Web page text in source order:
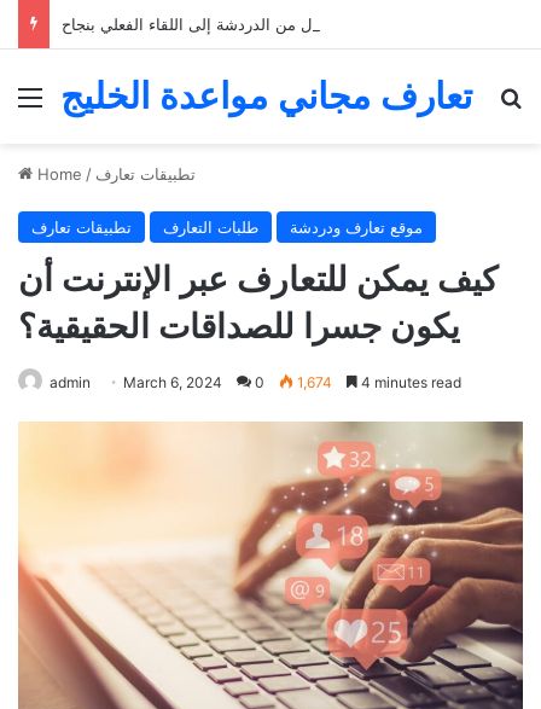
Menu
تعارف مجاني مواعدة الخليج
Home / تطبيقات تعارف
تطبيقات تعارف طلبات التعارف موقع تعارف ودردشة
كيف يمكن للتعارف عبر الإنترنت أن
يكون جسرا للصداقات الحقيقية؟
admin March 6, 2024 0 1,674 4 minutes read